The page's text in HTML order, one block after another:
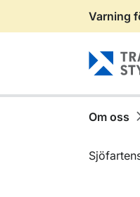
Gå till sidans
Varning
Om oss